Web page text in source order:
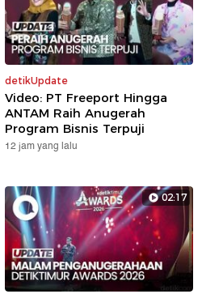
detikUpdate
Video: PT Freeport Hingga
ANTAM Raih Anugerah
Program Bisnis Terpuji
12 jam yang lalu
02:17